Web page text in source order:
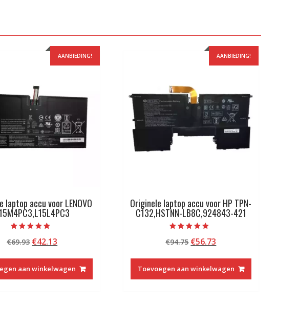
AANBIEDING!
laptop accu voor LENOVO
5.00
van 5
€69.93 Oorspronkelijke
was:
€69.93.
€42.13
€42.13.
aan winkelwagen
AANBIEDING!
Originele laptop accu voor HP TPN-
C132,HSTNN-LB8C,924843-421
5.00
van 5
€94.75 Oorspronkelijke
was:
€94.75.
€56.73
€56.73.
Toevoegen aan winkelwagen